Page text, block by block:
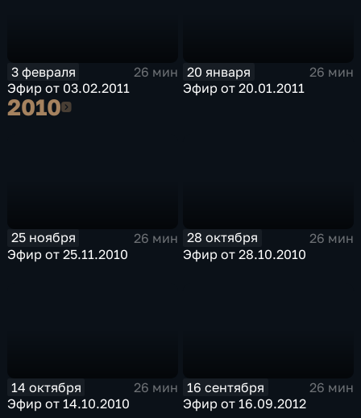
3 февраля
26 мин
Эфир от 03.02.2011
20 января
26 мин
Эфир от 20.01.2011
20102010
25 ноября
26 мин
Эфир от 25.11.2010
28 октября
26 мин
Эфир от 28.10.2010
14 октября
26 мин
Эфир от 14.10.2010
16 сентября
26 мин
Эфир от 16.09.2012